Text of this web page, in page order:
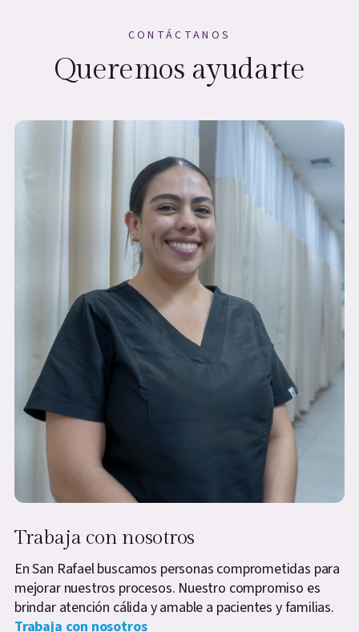
CONTÁCTANOS
Queremos ayudarte
Trabaja con nosotros
En San Rafael buscamos personas comprometidas para
mejorar nuestros procesos. Nuestro compromiso es
brindar atención cálida y amable a pacientes y familias.
Trabaja con nosotros